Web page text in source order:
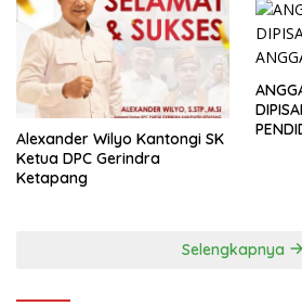
Alexander Wilyo Kantongi SK
Ketua DPC Gerindra
Ketapang
Selengkapnya